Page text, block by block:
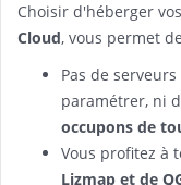
Choisir d'héberger
Cloud, vous permet
Pas de
paramétrer, ni
occupons de
Vous profitez à
Lizmap et de